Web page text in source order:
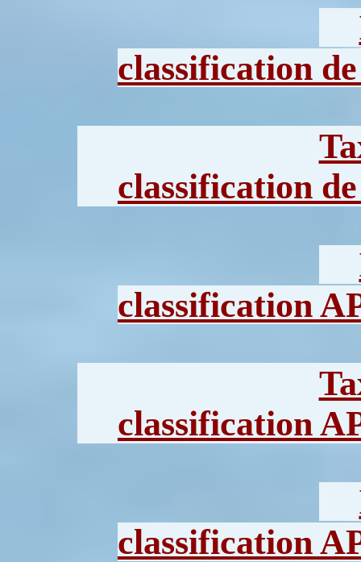
classification
classification
classification
classification
classification